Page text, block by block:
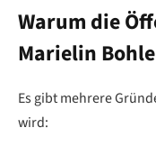
Warum die
Marielin
Es gibt mehrere
wird: